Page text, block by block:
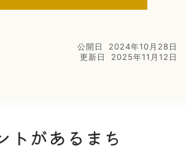
公開日
2024年10月28日
更新日
2025年11月12日
トがあるまち